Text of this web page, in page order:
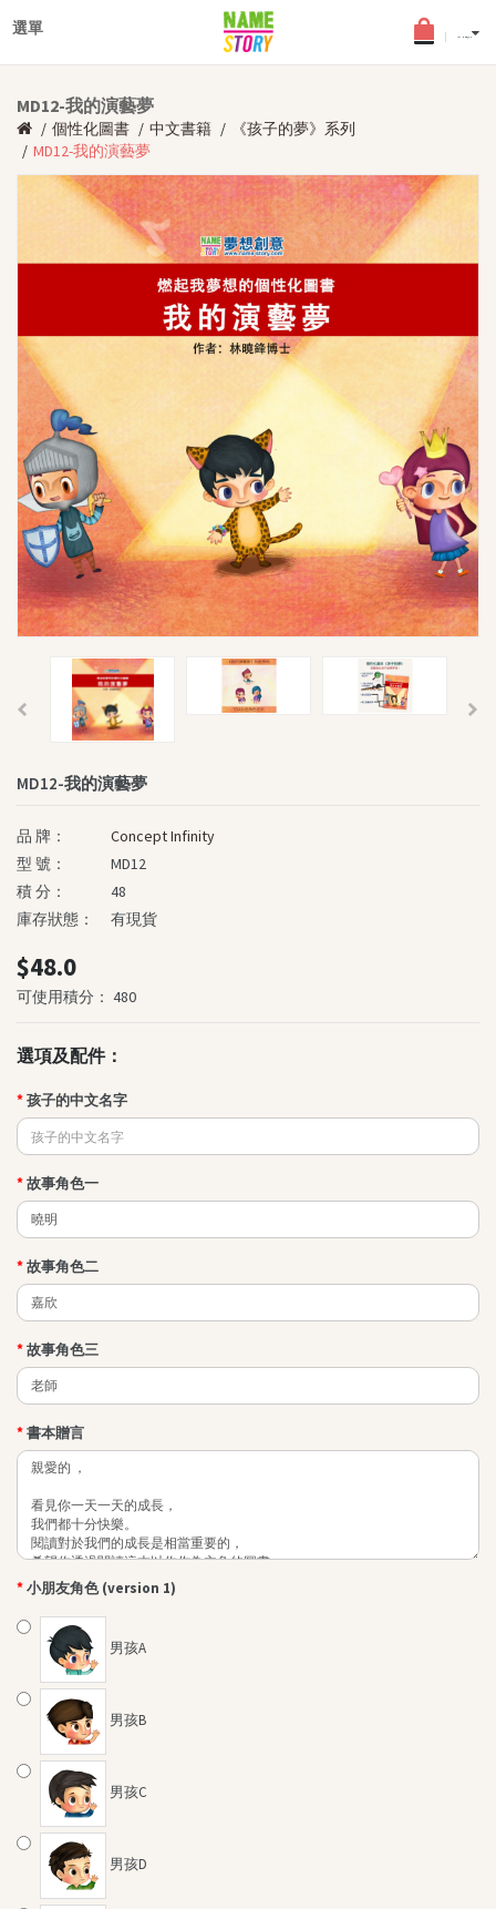
登入 English
搜查文章
個性化圖書
年齡分類
適合2-5歲幼兒
適合6-8歲兒童
適合9-12歲少年
中英文個性化圖書
《孩子的夢》角色扮演小舞
女兒故事系列
品德教育叢書
中文書籍
個性化圖書角
《我的勇氣之旅》系列
《孩子的夢》系列
慈善圖書系列
深心媽媽故事系列
我的童話大冒險系列
生命教育叢書
英文書籍
The Power Of Name
“Brave Out, Thumbelina!”
Fun and Friends
SASSI Junior
其他書籍及精品
其他叢書
不一樣的傑青
創夢啟航
PAMA(爸媽)攻略
其他精品
"Brave Out, Thumbelina!"精品
小王子精品系列
最新消息
選單 (0) - HKD$0.0
MD12-我的演藝夢
個性化圖書 中文書籍
《孩子的夢》系列
MD12-我的演藝夢
MD12-我的演藝夢
品 牌：
Concept Infinity
型 號：
MD12
積 分：
48
庫存狀態：
有現貨
$48.0
可使用積分： 480
選項及配件：
孩子的中文名字
故事角色一
故事角色二
故事角色三
書本贈言
小朋友角色 (version 1)
男孩A
男孩B
男孩C
男孩D